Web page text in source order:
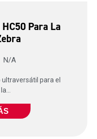
Para La
N/A
para el